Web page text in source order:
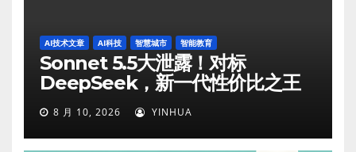
AI技术文章 AI科技 智慧城市 智能教育
Sonnet 5.5大泄露！对标
DeepSeek，新一代性价比之王
8 月 10, 2026 YINHUA